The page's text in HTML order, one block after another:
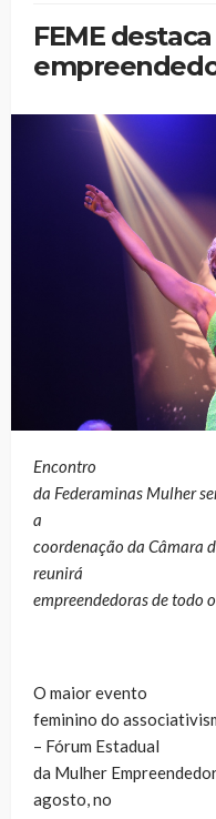
FEME
Encontro
da Federaminas Mulher
a
coordenação da Câmara
reunirá
empreendedoras de todo
O maior evento
feminino do
– Fórum Estadual
da Mulher
agosto, no